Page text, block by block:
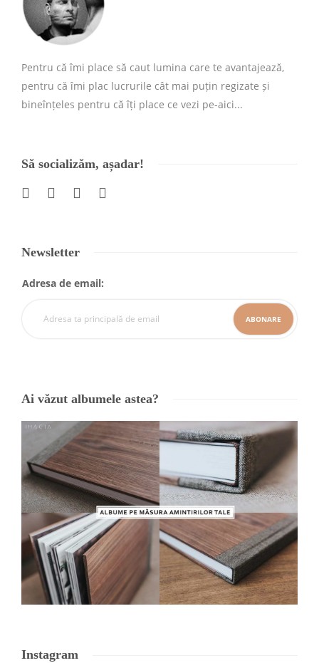
Pentru că îmi place să caut lumina care te avantajează,
pentru că îmi plac lucrurile cât mai puțin regizate și
bineînțeles pentru că îți place ce vezi pe-aici...
Să socializăm, așadar!
Newsletter
Adresa de email:
Ai văzut albumele astea?
Instagram